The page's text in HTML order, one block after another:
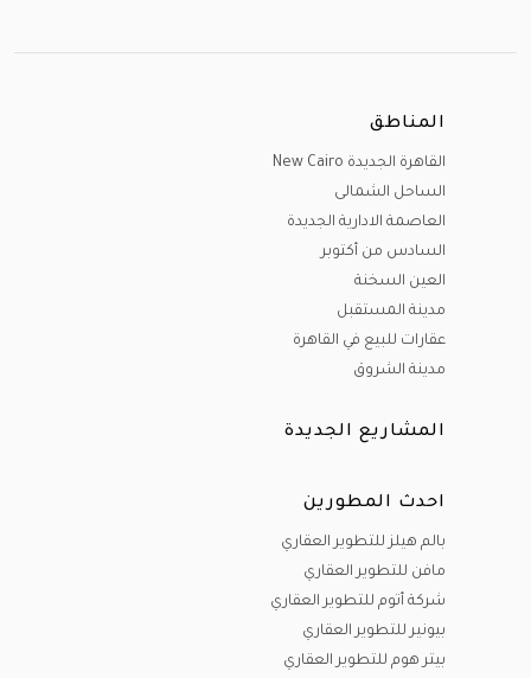
المناطق
القاهرة الجديدة New Cairo
الساحل الشمالى
العاصمة الادارية الجديدة
السادس من أكتوبر
العين السخنة
مدينة المستقبل
عقارات للبيع في القاهرة
مدينة الشروق
المشاريع الجديدة
احدث المطورين
بالم هيلز للتطوير العقاري
مافن للتطوير العقاري
شركة أتوم للتطوير العقاري
بيونير للتطوير العقاري
بيتر هوم للتطوير العقاري